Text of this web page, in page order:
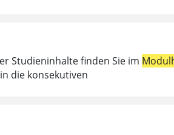
Studieninhalte finden Sie im
die konsekutiven